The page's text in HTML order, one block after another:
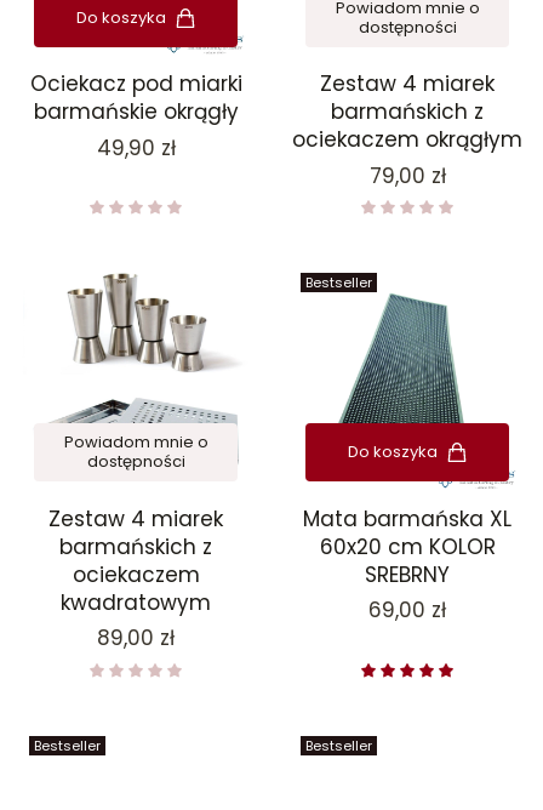
Do koszyka
Ociekacz pod miarki
barmańskie okrągły
Cena
49,90 zł
Powiadom mnie o
dostępności
Zestaw 4 miarek
barmańskich z
ociekaczem okrągłym
Cena
79,00 zł
Powiadom mnie o
dostępności
Zestaw 4 miarek
barmańskich z
ociekaczem
kwadratowym
Cena
89,00 zł
Bestseller
Do koszyka
Mata barmańska XL
60x20 cm KOLOR
SREBRNY
Cena
69,00 zł
Bestseller Bestseller